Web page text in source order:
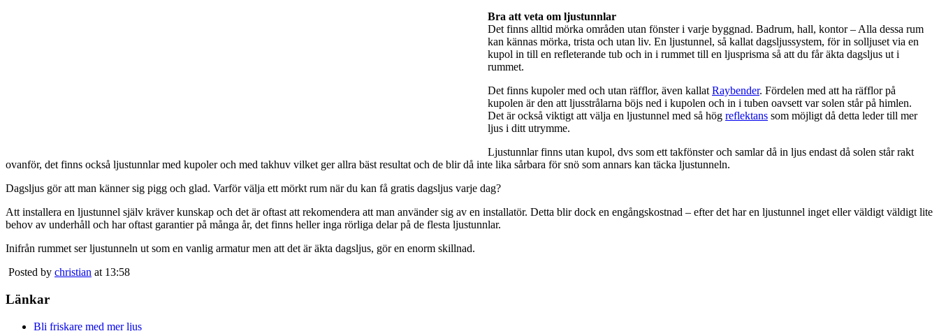
Bra att veta om ljustunnlar
Det finns alltid mörka områden utan fönster i varje byggnad. Badrum, hall, kontor – Alla dessa rum
kan kännas mörka, trista och utan liv. En ljustunnel, så kallat dagsljussystem, för in solljuset via en
kupol in till en refleterande tub och in i rummet till en ljusprisma så att du får äkta dagsljus ut i
rummet.
Det finns kupoler med och utan räfflor, även kallatRaybender. Fördelen med att ha räfflor på
kupolen är den att ljusstrålarna böjs ned i kupolen och in i tuben oavsett var solen står på himlen.
Det är också viktigt att välja en ljustunnel med så hög reflektans som möjligt då detta leder till mer
ljus i ditt utrymme.
Ljustunnlar finns utan kupol, dvs som ett takfönster och samlar då in ljus endast då solen står rakt
ovanför, det finns också ljustunnlar med kupoler och med takhuv vilket ger allra bäst resultat och de blir då inte lika sårbara för snö som annars kan täcka ljustunneln.
Dagsljus gör att man känner sig pigg och glad. Varför välja ett mörkt rum när du kan få gratis dagsljus varje dag?
Att installera en ljustunnel själv kräver kunskap och det är oftast att rekomendera att man använder sig av en installatör. Detta blir dock en engångskostnad – efter det har en ljustunnel inget eller väldigt väldigt lite
behov av underhåll och har oftast garantier på många år, det finns heller inga rörliga delar på de flesta ljustunnlar.
Inifrån rummet ser ljustunneln ut som en vanlig armatur men att det är äkta dagsljus, gör en enorm skillnad.
Posted by christian at 13:58
Länkar
Bli friskare med mer ljus